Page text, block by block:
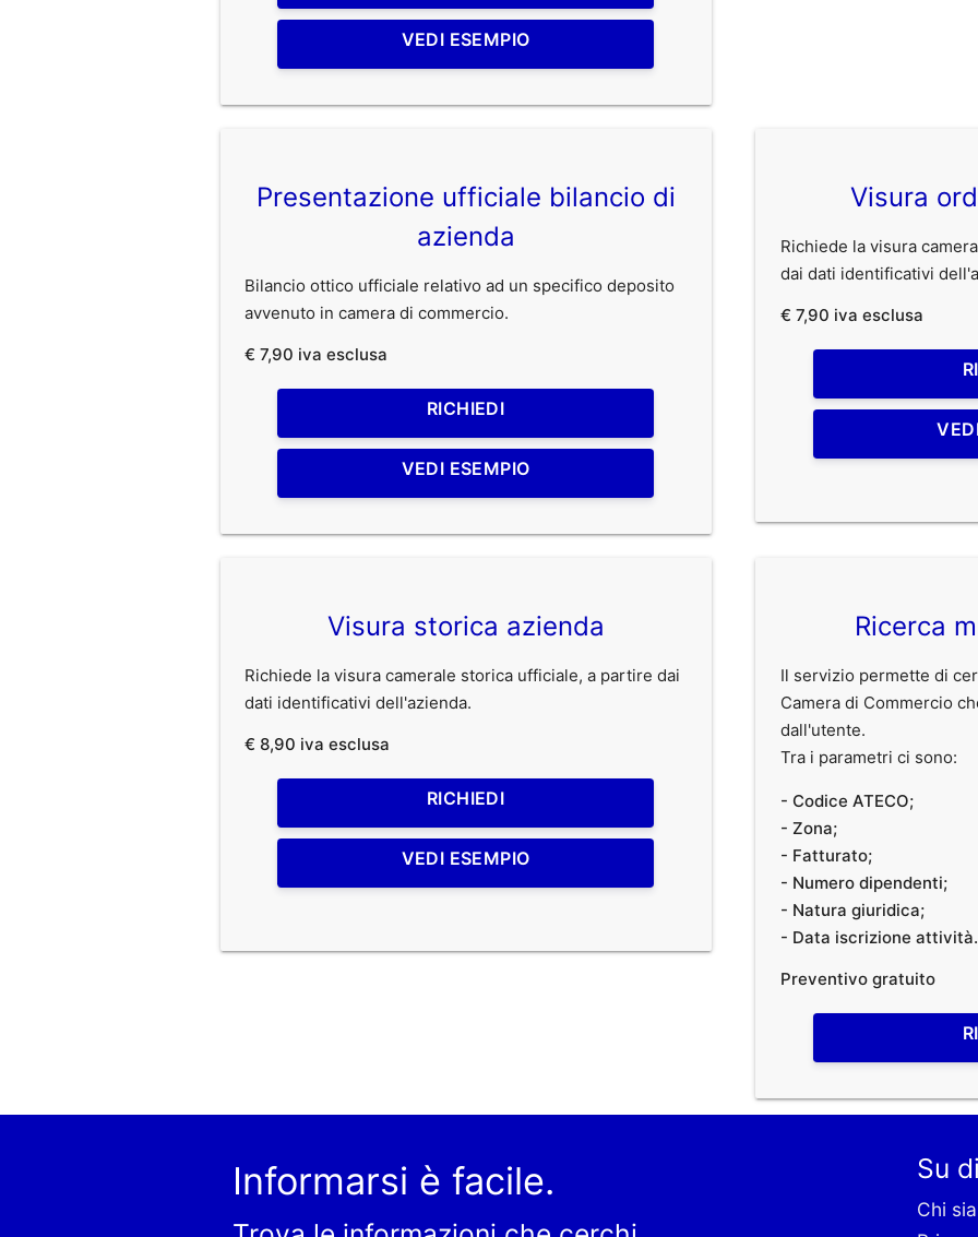
VEDI ESEMPIO
Presentazione ufficiale bilancio di
azienda
Bilancio ottico ufficiale relativo ad un specifico deposito
avvenuto in camera di commercio.
€ 7,90 iva esclusa
RICHIEDI
VEDI ESEMPIO
Visura
Richiede la visura
dai dati identificativi
€ 7,90 iva esclusa
Visura storica azienda
Richiede la visura camerale storica ufficiale, a partire dai
dati identificativi dell'azienda.
€ 8,90 iva esclusa
RICHIEDI
VEDI ESEMPIO
Ricerca
Il servizio permette di
Camera di Commercio
dall'utente.
Tra i parametri ci sono:
- Codice ATECO;
- Zona;
- Fatturato;
- Numero dipendenti;
- Natura giuridica;
- Data iscrizione attività.
Preventivo gratuito
Informarsi è facile. Su
Chi